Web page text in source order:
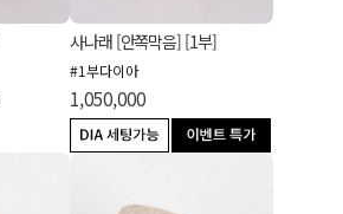
사나래 [안쪽막음] [1부]
#1부다이아
1,050,000